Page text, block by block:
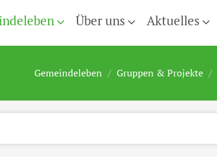
Über uns Aktuelles
Gemeindeleben Gruppen & Projekte